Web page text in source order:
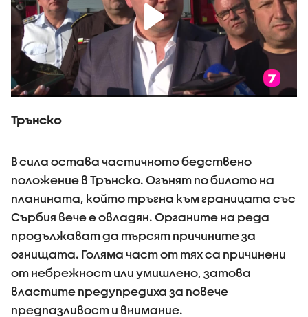
Трънско
В сила остава частичното бедствено
положение в Трънско. Огънят по билото на
планината, който тръгна към границата със
Сърбия вече е овладян. Органите на реда
продължават да търсят причините за
огнищата. Голяма част от тях са причинени
от небрежност или умишлено, затова
властите предупредиха за повече
предпазливост и внимание.